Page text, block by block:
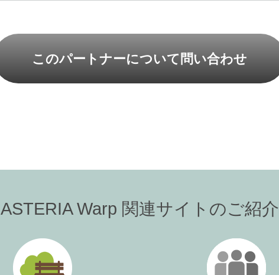
このパートナーについて問い合わせ
ASTERIA Warp 関連サイトのご紹介